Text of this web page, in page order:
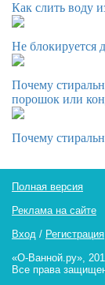
Как слить воду
Не блокируется
Почему
порошок или
Почему
Полная версия
Реклама на сайте
Вход / Регистрация
«О-Ванной.ру»,
Все права